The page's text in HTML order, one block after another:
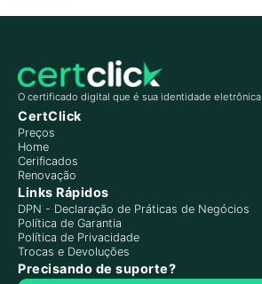
O certificado digital que é sua identidade eletrônica
CertClick
Preços
Home
Cerificados
Renovação
Links Rápidos
DPN - Declaração de Práticas de Negócios
Política de Garantia
Política de Privacidade
Trocas e Devoluções
Precisando de suporte?